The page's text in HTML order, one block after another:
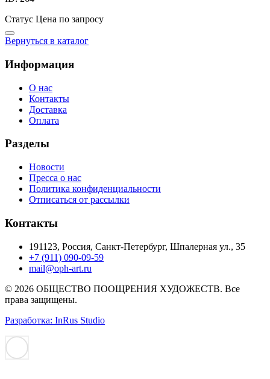
Статус Цена по запросу
Вернуться в каталог
Информация
О нас
Контакты
Доставка
Оплата
Разделы
Новости
Пресса о нас
Политика конфиденциальности
Отписаться от рассылки
Контакты
191123, Россия, Санкт-Петербург, Шпалерная ул., 35
+7 (911) 090-09-59
mail@oph-art.ru
© 2026 ОБЩЕСТВО ПООЩРЕНИЯ ХУДОЖЕСТВ. Все
права защищены.
Разработка: InRus Studio